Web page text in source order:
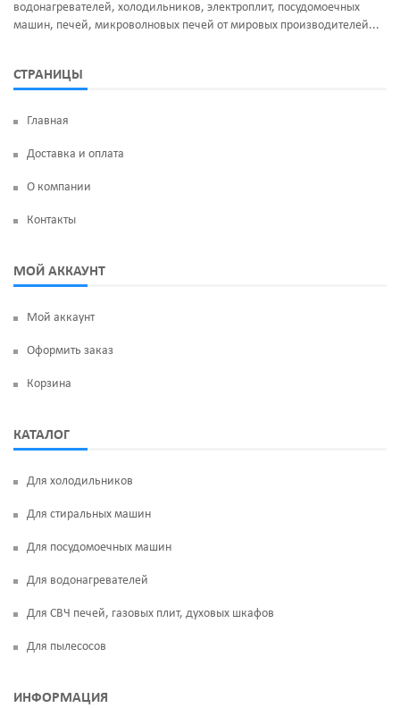
водонагревателей, холодильников, электроплит, посудомоечных
машин, печей, микроволновых печей от мировых производителей...
СТРАНИЦЫ
Главная
Доставка и оплата
О компании
Контакты
МОЙ АККАУНТ
Мой аккаунт
Оформить заказ
Корзина
КАТАЛОГ
Для холодильников
Для стиральных машин
Для посудомоечных машин
Для водонагревателей
Для СВЧ печей, газовых плит, духовых шкафов
Для пылесосов
ИНФОРМАЦИЯ